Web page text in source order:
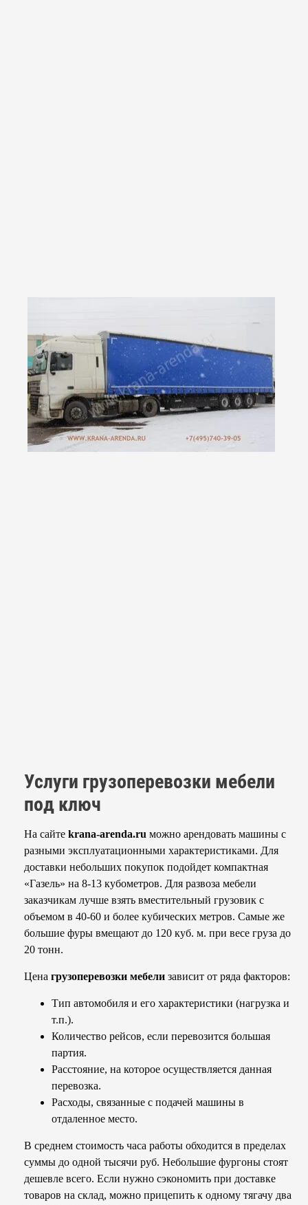
Услуги грузоперевозки мебели
под ключ
На сайте krana-arenda.ru можно арендовать машины с
разными эксплуатационными характеристиками. Для
доставки небольших покупок подойдет компактная
«Газель» на 8-13 кубометров. Для развоза мебели
заказчикам лучше взять вместительный грузовик с
объемом в 40-60 и более кубических метров. Самые же
большие фуры вмещают до 120 куб. м. при весе груза до
20 тонн.
Цена грузоперевозки мебели зависит от ряда факторов:
Тип автомобиля и его характеристики (нагрузка и
т.п.).
Количество рейсов, если перевозится большая
партия.
Расстояние, на которое осуществляется данная
перевозка.
Расходы, связанные с подачей машины в
отдаленное место.
В среднем стоимость часа работы обходится в пределах
суммы до одной тысячи руб. Небольшие фургоны стоят
дешевле всего. Если нужно сэкономить при доставке
товаров на склад, можно прицепить к одному тягачу два